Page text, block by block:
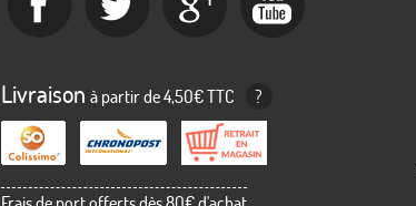
Livraison à partir de 4,50€ TTC ?